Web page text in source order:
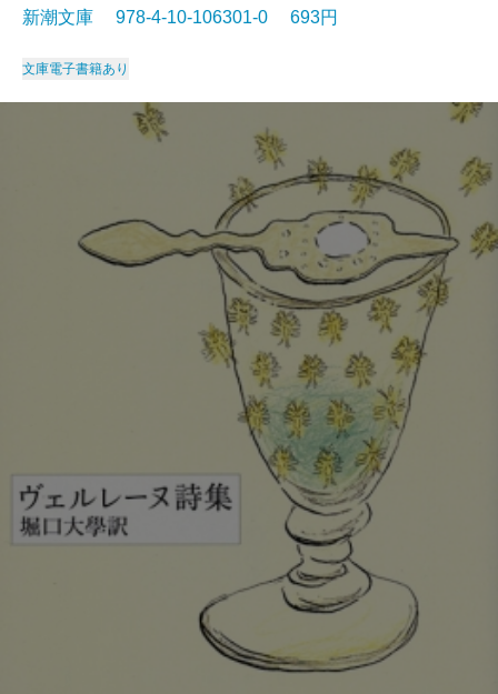
新潮文庫 978-4-10-106301-0 693円
文庫電子書籍あり